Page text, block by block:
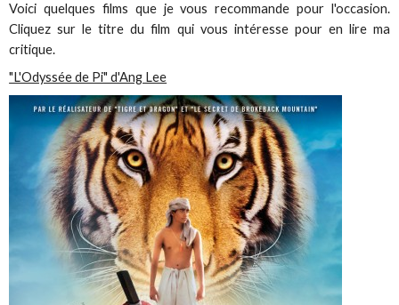
Voici quelques films que je vous recommande pour l'occasion.
Cliquez sur le titre du film qui vous intéresse pour en lire ma
critique.
"L'Odyssée de Pi" d'Ang Lee